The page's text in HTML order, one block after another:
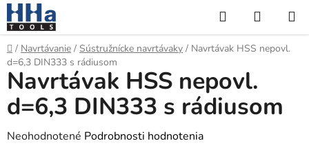
Prejsť
na
obsah
Hľadať
KOŠÍK
Domov
/ Navrtávanie / Sústružnícke navrtávaky / Navrtávak HSS nepovl.
d=6,3 DIN333 s rádiusom
Navrtávak HSS nepovl.
d=6,3 DIN333 s rádiusom
Priemerné
Neohodnotené Podrobnosti hodnotenia